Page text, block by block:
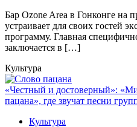
Бaр Ozone Area в Гонконге на
устраивает для своих гостей
программу. Главная
заключается в […]
Культура
«Честный и достоверный»:
пацана», где звучат песни
Культура